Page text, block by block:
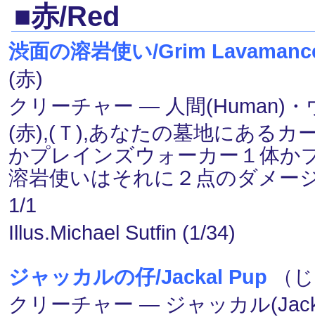
■赤/Red
渋面の溶岩使い/Grim
(赤)
クリーチャー ― 人間(Human)
(赤),(Ｔ),あなたの墓地にあるカ
かプレインズウォーカー１体か
溶岩使いはそれに２点のダメー
1/1
Illus.Michael Sutfin (1/34)
ジャッカルの仔/Jackal Pup （
クリーチャー ― ジャッカル